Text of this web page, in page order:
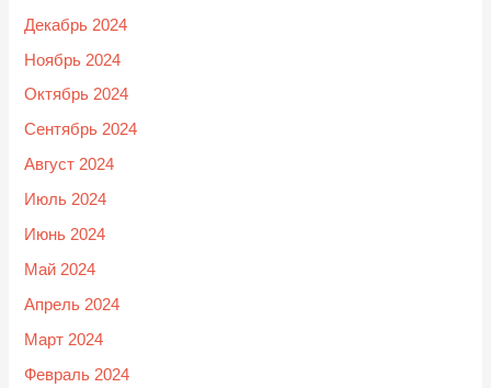
Декабрь 2024
Ноябрь 2024
Октябрь 2024
Сентябрь 2024
Август 2024
Июль 2024
Июнь 2024
Май 2024
Апрель 2024
Март 2024
Февраль 2024